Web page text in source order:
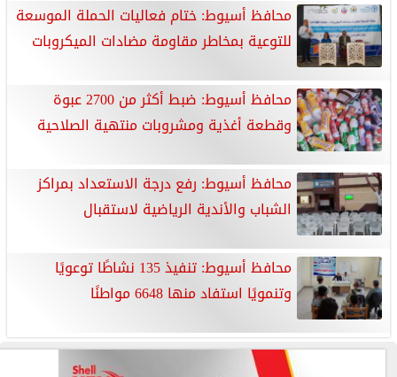
محافظ أسيوط: ختام فعاليات الحملة الموسعة
للتوعية بمخاطر مقاومة مضادات الميكروبات
محافظ أسيوط: ضبط أكثر من 2700 عبوة
وقطعة أغذية ومشروبات منتهية الصلاحية
محافظ أسيوط: رفع درجة الاستعداد بمراكز
الشباب والأندية الرياضية لاستقبال
محافظ أسيوط: تنفيذ 135 نشاطًا توعويًا
وتنمويًا استفاد منها 6648 مواطنًا